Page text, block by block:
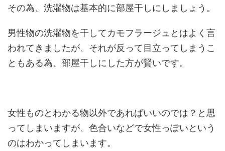
その為、洗濯物は基本的に部屋干しにしましょう。
男性物の洗濯物を干してカモフラージュとはよく言
われてきましたが、それが反って目立ってしまうこ
ともある為、部屋干しにした方が賢いです。
女性ものとわかる物以外であればいいのでは？と思
ってしまいますが、色合いなどで女性っぽいという
のはわかってしまいます。